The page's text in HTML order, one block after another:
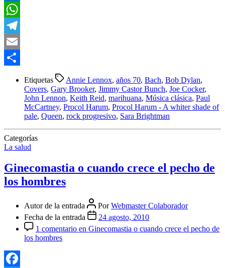
LinkedIn
WhatsApp
Telegram
Email
Etiquetas Annie Lennox, años 70, Bach, Bob Dylan,
Covers, Gary Brooker, Jimmy Castor Bunch, Joe Cocker,
John Lennon, Keith Reid, marihuana, Música clásica, Paul
McCartney, Procol Harum, Procol Harum - A whiter shade of
pale, Queen, rock progresivo, Sara Brightman
Categorías
La salud
Ginecomastia o cuando crece el pecho de
los hombres
Autor de la entrada PorWebmaster Colaborador
Fecha de la entrada
24 agosto, 2010
1 comentario en Ginecomastia o cuando crece el pecho de
los hombres